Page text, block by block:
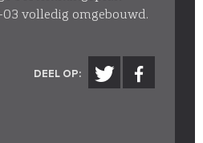
volledig omgebouwd.
DEEL OP: